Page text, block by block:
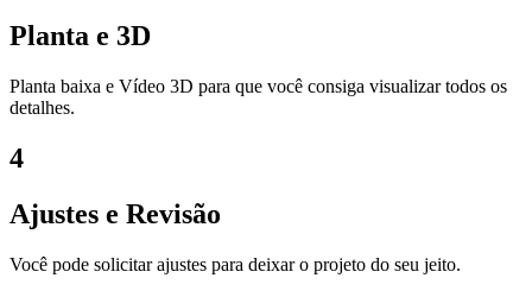
Planta e 3D
Planta baixa e Vídeo 3D para que você consiga visualizar todos os
detalhes.
4
Ajustes e Revisão
Você pode solicitar ajustes para deixar o projeto do seu jeito.